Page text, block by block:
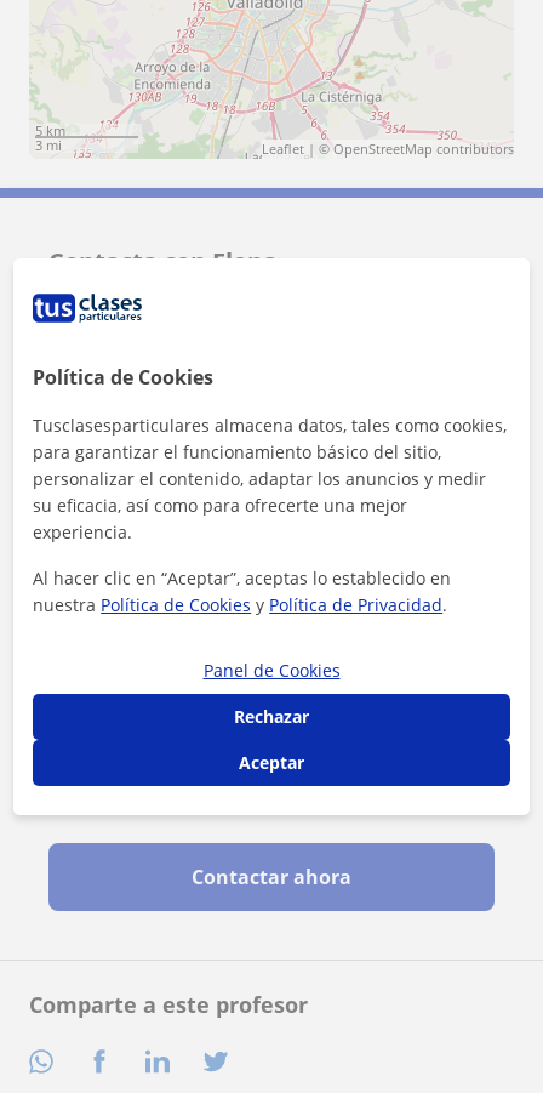
Comparte a este profesor
5 km
3 mi
Leaflet | © OpenStreetMap contributors
Contacta con Elena
Tarifa
1ª clase gratis
Contactar ahora
Política de Cookies
Tusclasesparticulares almacena datos, tales como cookies,
para garantizar el funcionamiento básico del sitio,
personalizar el contenido, adaptar los anuncios y medir
su eficacia, así como para ofrecerte una mejor
experiencia.
Al hacer clic en “Aceptar”, aceptas lo establecido en
nuestra Política de Cookies y Política de Privacidad.
Panel de Cookies
Rechazar
Aceptar